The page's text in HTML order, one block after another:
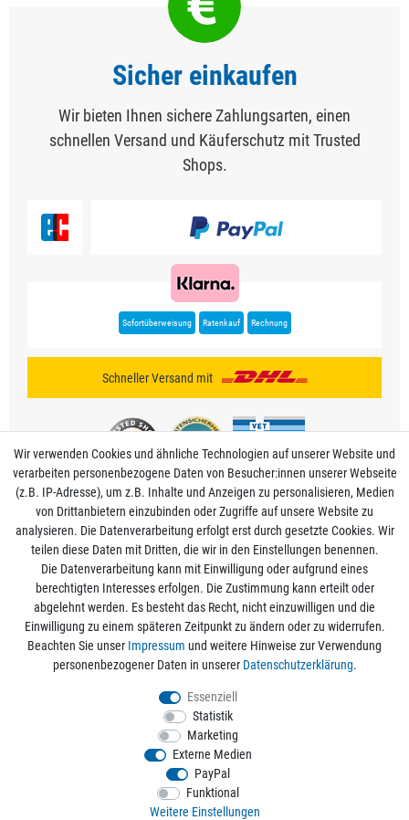
Sicher einkaufen
Wir bieten Ihnen sichere Zahlungsarten, einen
schnellen Versand und Käuferschutz mit Trusted
Shops.
Sofortüberweisung Ratenkauf Rechnung
Schneller Versand mit
Mein Konto
Informationen
Rechtliche Angaben
Alle Preise sind inkl. der gesetzlichen Mehrwertsteuer und zzgl.
Kostenloser Versand ab 50€ Bestellwert nur innerhalb Deutschlands.
© 2026 aquaristikwelt24. Alle Rechte vorbehalten. Powered by
Wir verwenden Cookies und ähnliche Technologien auf unserer Website und
verarbeiten personenbezogene Daten von Besucher:innen unserer Webseite
(z.B. IP-Adresse), um z.B. Inhalte und Anzeigen zu personalisieren, Medien
von Drittanbietern einzubinden oder Zugriffe auf unsere Website zu
analysieren. Die Datenverarbeitung erfolgt erst durch gesetzte Cookies. Wir
teilen diese Daten mit Dritten, die wir in den Einstellungen benennen.
Die Datenverarbeitung kann mit Einwilligung oder aufgrund eines
berechtigten Interesses erfolgen. Die Zustimmung kann erteilt oder
abgelehnt werden. Es besteht das Recht, nicht einzuwilligen und die
Einwilligung zu einem späteren Zeitpunkt zu ändern oder zu widerrufen.
Beachten Sie unser Impressum und weitere Hinweise zur Verwendung
personenbezogener Daten in unserer Daten­schutz­erklärung.
Essenziell
Statistik
Marketing
Externe Medien
PayPal
Funktional
Weitere Einstellungen